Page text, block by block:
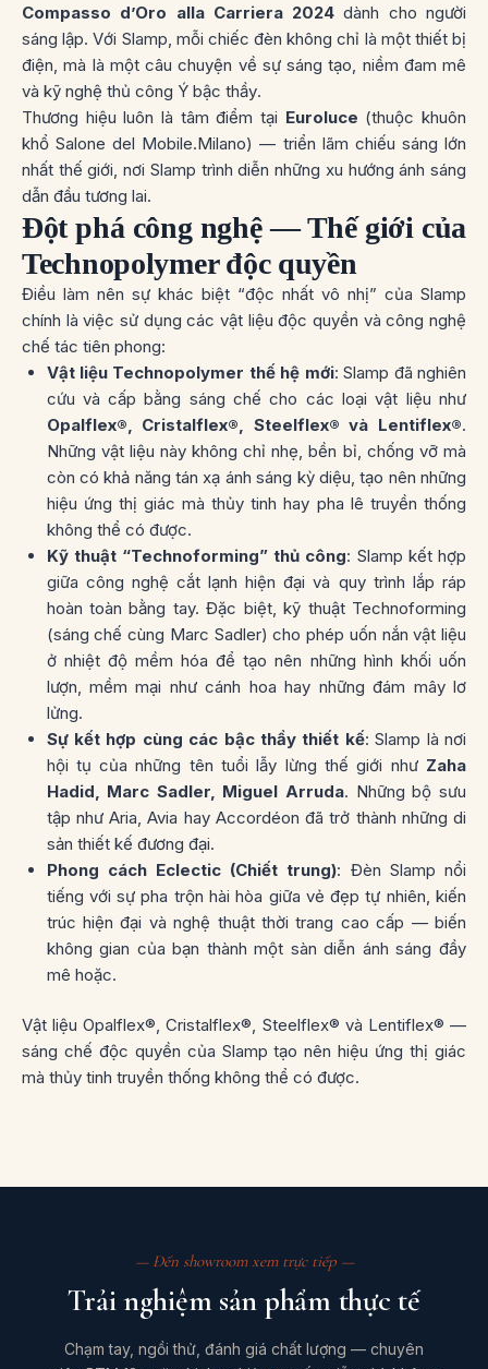
Compasso d’Oro alla Carriera 2024 dành cho người
sáng lập. Với Slamp, mỗi chiếc đèn không chỉ là một thiết bị
điện, mà là một câu chuyện về sự sáng tạo, niềm đam mê
và kỹ nghệ thủ công Ý bậc thầy.
Thương hiệu luôn là tâm điểm tại Euroluce (thuộc khuôn
khổ Salone del Mobile.Milano) — triển lãm chiếu sáng lớn
nhất thế giới, nơi Slamp trình diễn những xu hướng ánh sáng
dẫn đầu tương lai.
Đột phá công nghệ — Thế giới của
Technopolymer độc quyền
Điều làm nên sự khác biệt “độc nhất vô nhị” của Slamp
chính là việc sử dụng các vật liệu độc quyền và công nghệ
chế tác tiên phong:
Vật liệu Technopolymer thế hệ mới: Slamp đã nghiên
cứu và cấp bằng sáng chế cho các loại vật liệu như
Opalflex®, Cristalflex®, Steelflex® và Lentiflex®.
Những vật liệu này không chỉ nhẹ, bền bỉ, chống vỡ mà
còn có khả năng tán xạ ánh sáng kỳ diệu, tạo nên những
hiệu ứng thị giác mà thủy tinh hay pha lê truyền thống
không thể có được.
Kỹ thuật “Technoforming” thủ công: Slamp kết hợp
giữa công nghệ cắt lạnh hiện đại và quy trình lắp ráp
hoàn toàn bằng tay. Đặc biệt, kỹ thuật Technoforming
(sáng chế cùng Marc Sadler) cho phép uốn nắn vật liệu
ở nhiệt độ mềm hóa để tạo nên những hình khối uốn
lượn, mềm mại như cánh hoa hay những đám mây lơ
lửng.
Sự kết hợp cùng các bậc thầy thiết kế: Slamp là nơi
hội tụ của những tên tuổi lẫy lừng thế giới như Zaha
Hadid, Marc Sadler, Miguel Arruda. Những bộ sưu
tập như Aria, Avia hay Accordéon đã trở thành những di
sản thiết kế đương đại.
Phong cách Eclectic (Chiết trung): Đèn Slamp nổi
tiếng với sự pha trộn hài hòa giữa vẻ đẹp tự nhiên, kiến
trúc hiện đại và nghệ thuật thời trang cao cấp — biến
không gian của bạn thành một sàn diễn ánh sáng đầy
mê hoặc.
Vật liệu Opalflex®, Cristalflex®, Steelflex® và Lentiflex® —
sáng chế độc quyền của Slamp tạo nên hiệu ứng thị giác
mà thủy tinh truyền thống không thể có được.
— Đến showroom xem trực tiếp —
Trải nghiệm sản phẩm thực tế
Chạm tay, ngồi thử, đánh giá chất lượng — chuyên